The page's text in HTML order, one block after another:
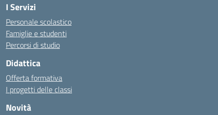
I Servizi
Personale scolastico
Famiglie e studenti
Percorsi di studio
Didattica
Offerta formativa
I progetti delle classi
Novità